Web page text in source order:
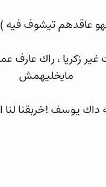
عاقدهم تيشوف فيه
زكريا ، راك
مايخليهمش
داك يوسف !خربقنا